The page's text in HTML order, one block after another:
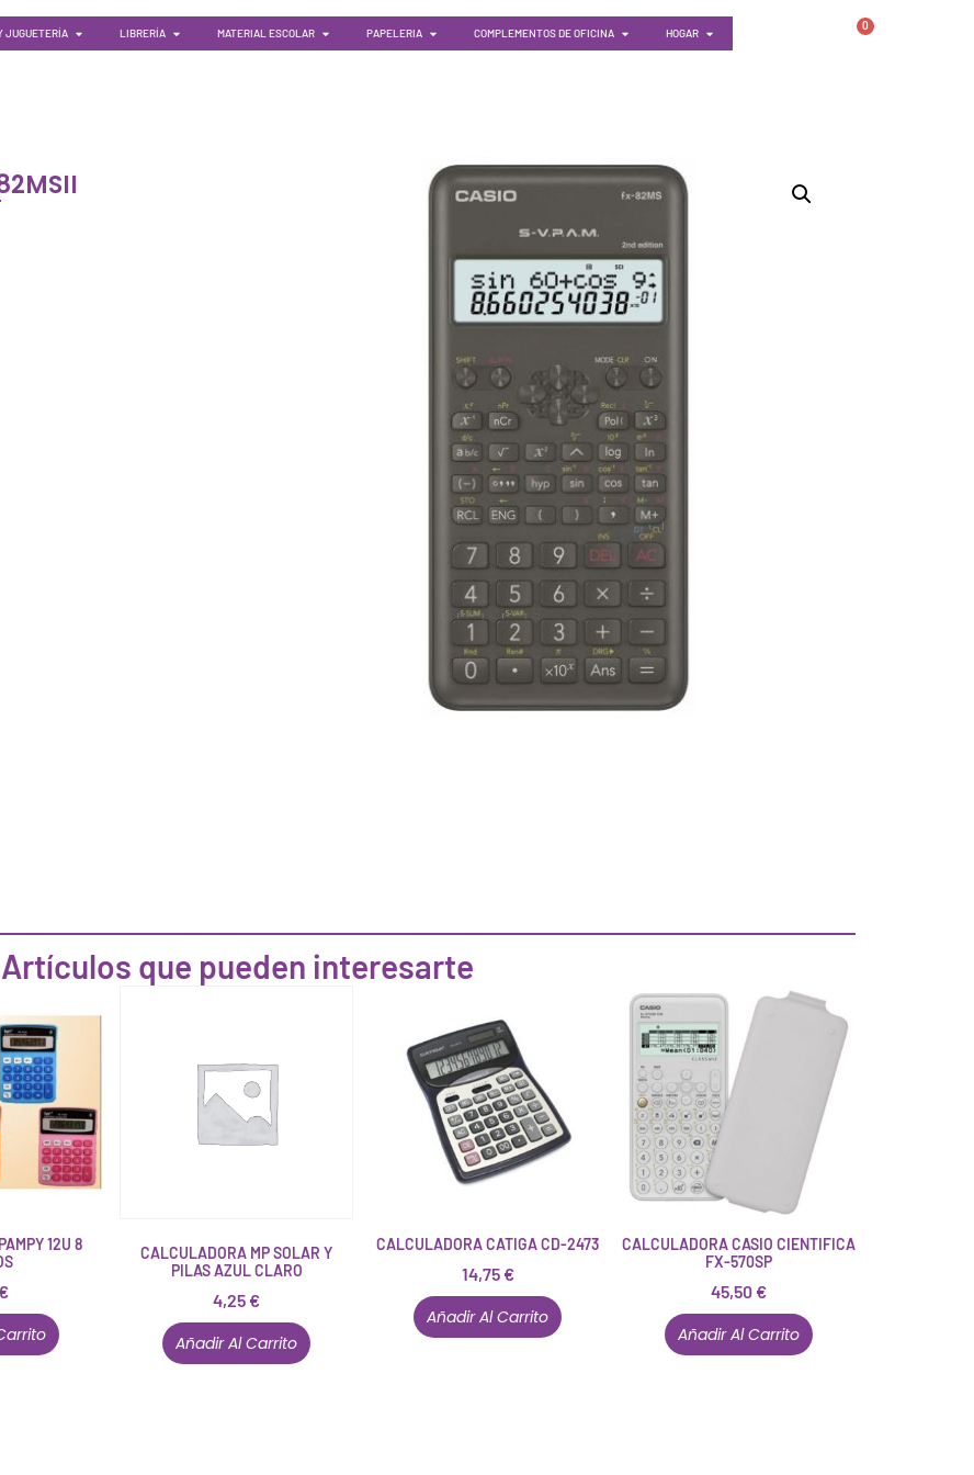
JUGUETERÍA LIBRERÍA MATERIAL ESCOLAR PAPELERIA COMPLEMENTOS DE OFICINA HOGAR
0
Artículos que pueden interesarte
12U 8
€
CALCULADORA MP SOLAR Y
PILAS AZUL CLARO
4,25 €
Añadir Al Carrito
CALCULADORA CATIGA CD-2473
14,75 €
Añadir Al Carrito
CALCULADORA CASIO CIENTIFICA
FX-570SP
45,50 €
Añadir Al Carrito